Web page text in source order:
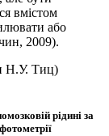
вмістом
або
2009).
Н.У. Тиц)
рідині за